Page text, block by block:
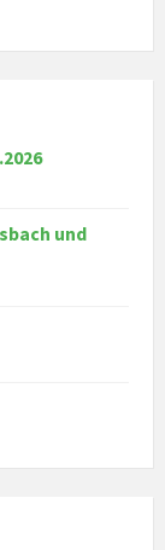
und